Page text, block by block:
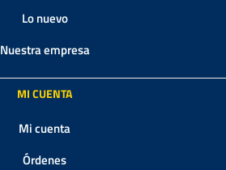
Lo nuevo
Nuestra empresa
MI CUENTA
Mi cuenta
Órdenes